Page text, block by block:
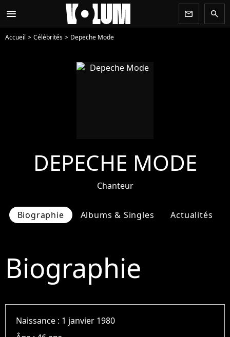
menu newsletter search
Accueil Célébrités Depeche Mode
DEPECHE MODE
Chanteur
Biographie Albums & Singles Actualités
Biographie
Naissance : 1 janvier 1980